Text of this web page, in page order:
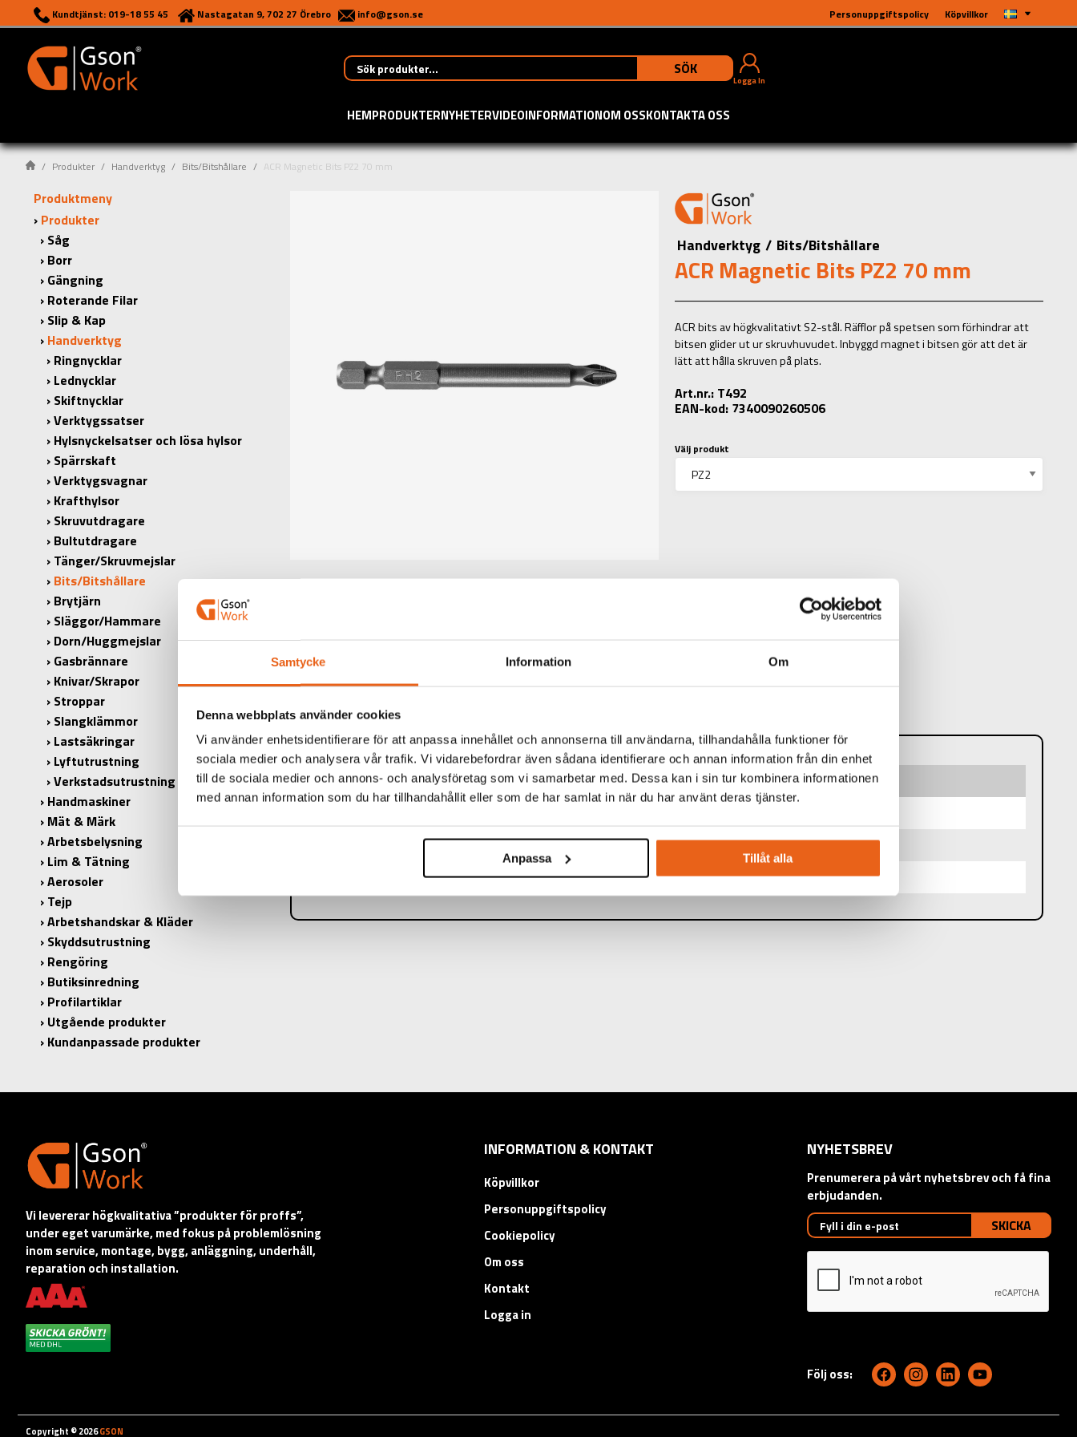
Samtycke Information Om
Denna webbplats använder cookies
Vi använder enhetsidentifierare för att anpassa innehållet och annonserna till användarna, tillhandahålla funktioner för
sociala medier och analysera vår trafik. Vi vidarebefordrar även sådana identifierare och annan information från din enhet
till de sociala medier och annons- och analysföretag som vi samarbetar med. Dessa kan i sin tur kombinera informationen
med annan information som du har tillhandahållit eller som de har samlat in när du har använt deras tjänster.
Anpassa Tillåt alla
Personuppgiftspolicy Köpvillkor
Kundtjänst: 019-18 55 45 Nastagatan 9, 702 27 Örebro info@gson.se
SÖK
Logga In
HEMPRODUKTERNYHETERVIDEOINFORMATIONOM OSSKONTAKTA OSS
Produkter Handverktyg Bits/Bitshållare ACR Magnetic Bits PZ2 70 mm
Produktmeny
Produkter
Såg
Borr
Gängning
Roterande Filar
Slip & Kap
Handverktyg
Ringnycklar
Lednycklar
Skiftnycklar
Verktygssatser
Hylsnyckelsatser och lösa hylsor
Spärrskaft
Verktygsvagnar
Krafthylsor
Skruvutdragare
Bultutdragare
Tänger/Skruvmejslar
Bits/Bitshållare
Brytjärn
Släggor/Hammare
Dorn/Huggmejslar
Gasbrännare
Knivar/Skrapor
Stroppar
Slangklämmor
Lastsäkringar
Lyftutrustning
Verkstadsutrustning
Handmaskiner
Mät & Märk
Arbetsbelysning
Lim & Tätning
Aerosoler
Tejp
Arbetshandskar & Kläder
Skyddsutrustning
Rengöring
Butiksinredning
Profilartiklar
Utgående produkter
Kundanpassade produkter
Handverktyg / Bits/Bitshållare
ACR Magnetic Bits PZ2 70 mm
ACR bits av högkvalitativt S2-stål. Räfflor på spetsen som förhindrar att
bitsen glider ut ur skruvhuvudet. Inbyggd magnet i bitsen gör att det är
lätt att hålla skruven på plats.
Art.nr.: T492
EAN-kod: 7340090260506
Välj produkt
PRODUKTINFORMATION
70 mm
10 st
Vi levererar högkvalitativa ”produkter för proffs”,
under eget varumärke, med fokus på problemlösning
inom service, montage, bygg, anläggning, underhåll,
reparation och installation.
INFORMATION & KONTAKT
Köpvillkor
Personuppgiftspolicy
Cookiepolicy
Om oss
Kontakt
Logga in
NYHETSBREV
Prenumerera på vårt nyhetsbrev och få fina
erbjudanden.
SKICKA
Följ oss:
Copyright © 2026GSON